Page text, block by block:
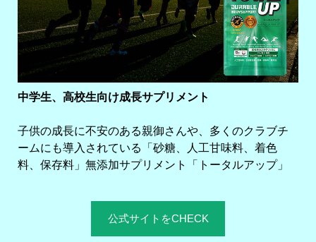
中学生、高校生向け成長サプリメント
子供の成長に不安のある親御さんや、多くのクラブチ
ームにも導入されている「砂糖、人工甘味料、着色
料、保存料」無添加サプリメント「トータルアップ」
公式サイトをCHECK